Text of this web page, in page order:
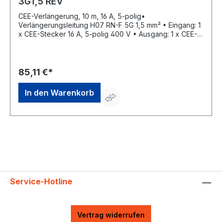
CEE-Verlängerung, 10 m, 16 A, 5-polig•
Verlängerungsleitung H07 RN-F 5G 1,5 mm² • Eingang: 1
x CEE-Stecker 16 A, 5-polig 400 V • Ausgang: 1 x CEE-
Leitungsquerschnitt: 16 A flexibel 4 mm² starr (ein- und
mehrdrähtig) 6 mm²Hersteller: REV Ritter GmbH,
Frankenstr.1-4, 63776 Mömbris, DE, +4960297070,
info@rev.de
85,11 €*
In den Warenkorb
Service-Hotline
Vertrag widerrufen